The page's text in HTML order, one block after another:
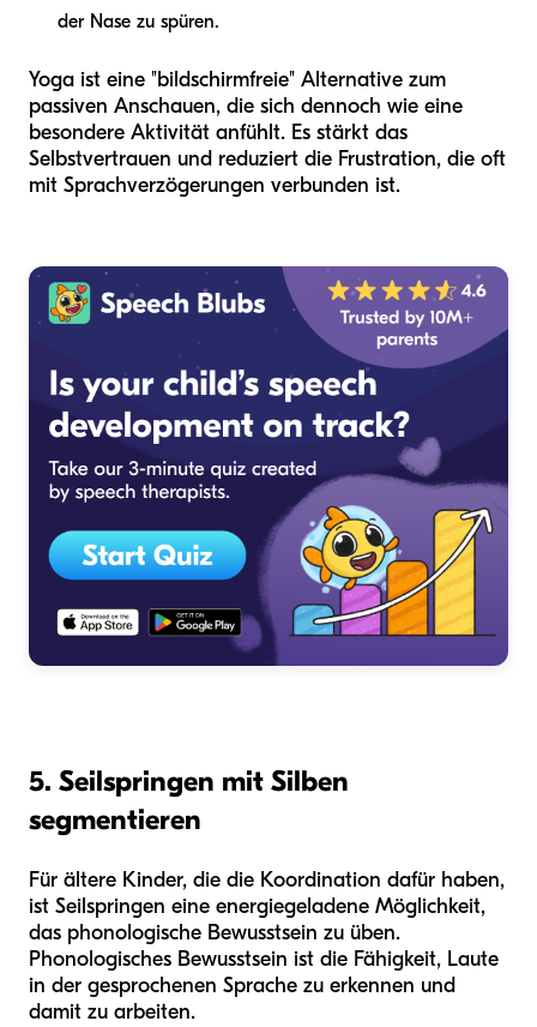
der Nase zu spüren.
Yoga ist eine "bildschirmfreie" Alternative zum
passiven Anschauen, die sich dennoch wie eine
besondere Aktivität anfühlt. Es stärkt das
Selbstvertrauen und reduziert die Frustration, die oft
mit Sprachverzögerungen verbunden ist.
5. Seilspringen mit Silben
segmentieren
Für ältere Kinder, die die Koordination dafür haben,
ist Seilspringen eine energiegeladene Möglichkeit,
das phonologische Bewusstsein zu üben.
Phonologisches Bewusstsein ist die Fähigkeit, Laute
in der gesprochenen Sprache zu erkennen und
damit zu arbeiten.